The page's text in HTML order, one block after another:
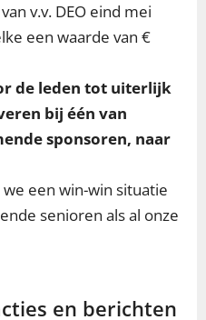
v.v. DEO eind mei
een waarde van €
de leden tot uiterlijk
bij één van
sponsoren, naar
een win-win situatie
senioren als al onze
en berichten